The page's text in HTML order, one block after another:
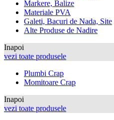
Markere, Balize
Materiale PVA
Galeti, Bacuri de Nada, Site
Alte Produse de Nadire
Inapoi
vezi toate produsele
Plumbi Crap
Momitoare Crap
Inapoi
vezi toate produsele